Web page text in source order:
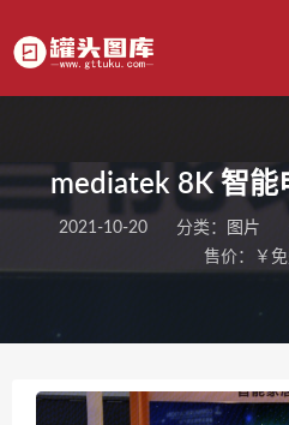
mediatek 8K 智能
2021-10-20 分类： 图片
售价：￥